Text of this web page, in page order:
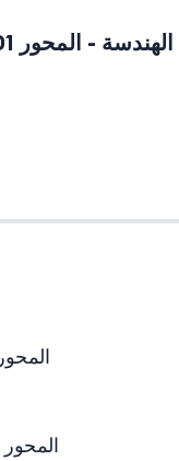
الهندسة - المحور 01 - التّعامد و التّوازي - الجزء 2 - خاصيات التوازي و التعامد
المحور 01 - الأعداد الصّحيحة الطّبيعيّة - الجزء 1 - الحساب بايسر طريقة 1
المحور 01 - الأعداد الصّحيحة الطّبيعيّة - الجزء 2 - الحساب بايسر طريقة 2